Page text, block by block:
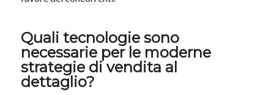
Quali tecnologie sono
necessarie per le moderne
strategie di vendita al
dettaglio?